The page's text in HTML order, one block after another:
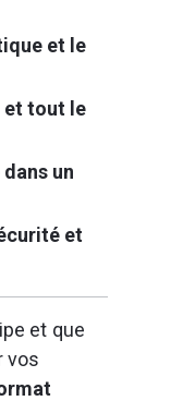
et le
et tout le
un
et
et que
vos